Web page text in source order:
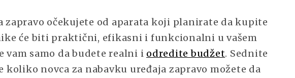
zapravo očekujete od aparata koji planirate da kupite
će biti praktični, efikasni i funkcionalni u vašem
vam samo da budete realni i odredite budžet. Sednite
koliko novca za nabavku uređaja zapravo možete da